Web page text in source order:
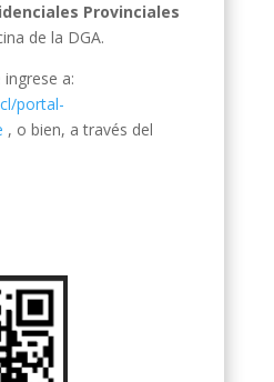
Provinciales
de la DGA.
a:
portal-
, o bien, a través del